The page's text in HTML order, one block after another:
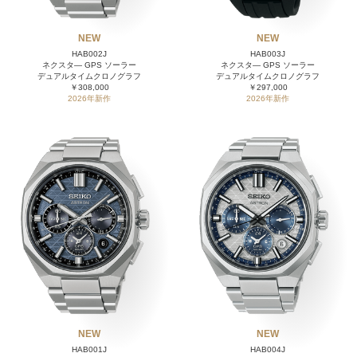
NEW
HAB002J
ネクスタ― GPS ソーラー
デュアルタイムクロノグラフ
￥308,000
2026年新作
NEW
HAB003J
ネクスタ― GPS ソーラー
デュアルタイムクロノグラフ
￥297,000
2026年新作
NEW
HAB001J
NEW
HAB004J